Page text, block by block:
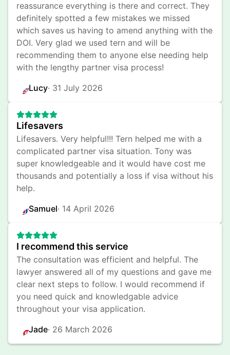
reassurance everything is there and correct. They
definitely spotted a few mistakes we missed
which saves us having to amend anything with the
DOI. Very glad we used tern and will be
recommending them to anyone else needing help
with the lengthy partner visa process!
Lucy· 31 July 2026
Lifesavers
Lifesavers. Very helpful!!! Tern helped me with a
complicated partner visa situation. Tony was
super knowledgeable and it would have cost me
thousands and potentially a loss if visa without his
help.
Samuel· 14 April 2026
I recommend this service
The consultation was efficient and helpful. The
lawyer answered all of my questions and gave me
clear next steps to follow. I would recommend if
you need quick and knowledgable advice
throughout your visa application.
Jade· 26 March 2026